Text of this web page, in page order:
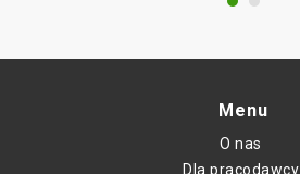
Menu
O nas
Dla pracodawcy